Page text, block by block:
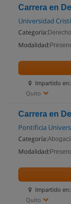
Carrera en
Universidad
Categoría:
Modalidad:
Impartido en:
Quito
Carrera en
Pontificia
Categoría:
Modalidad:
Impartido en:
Quito